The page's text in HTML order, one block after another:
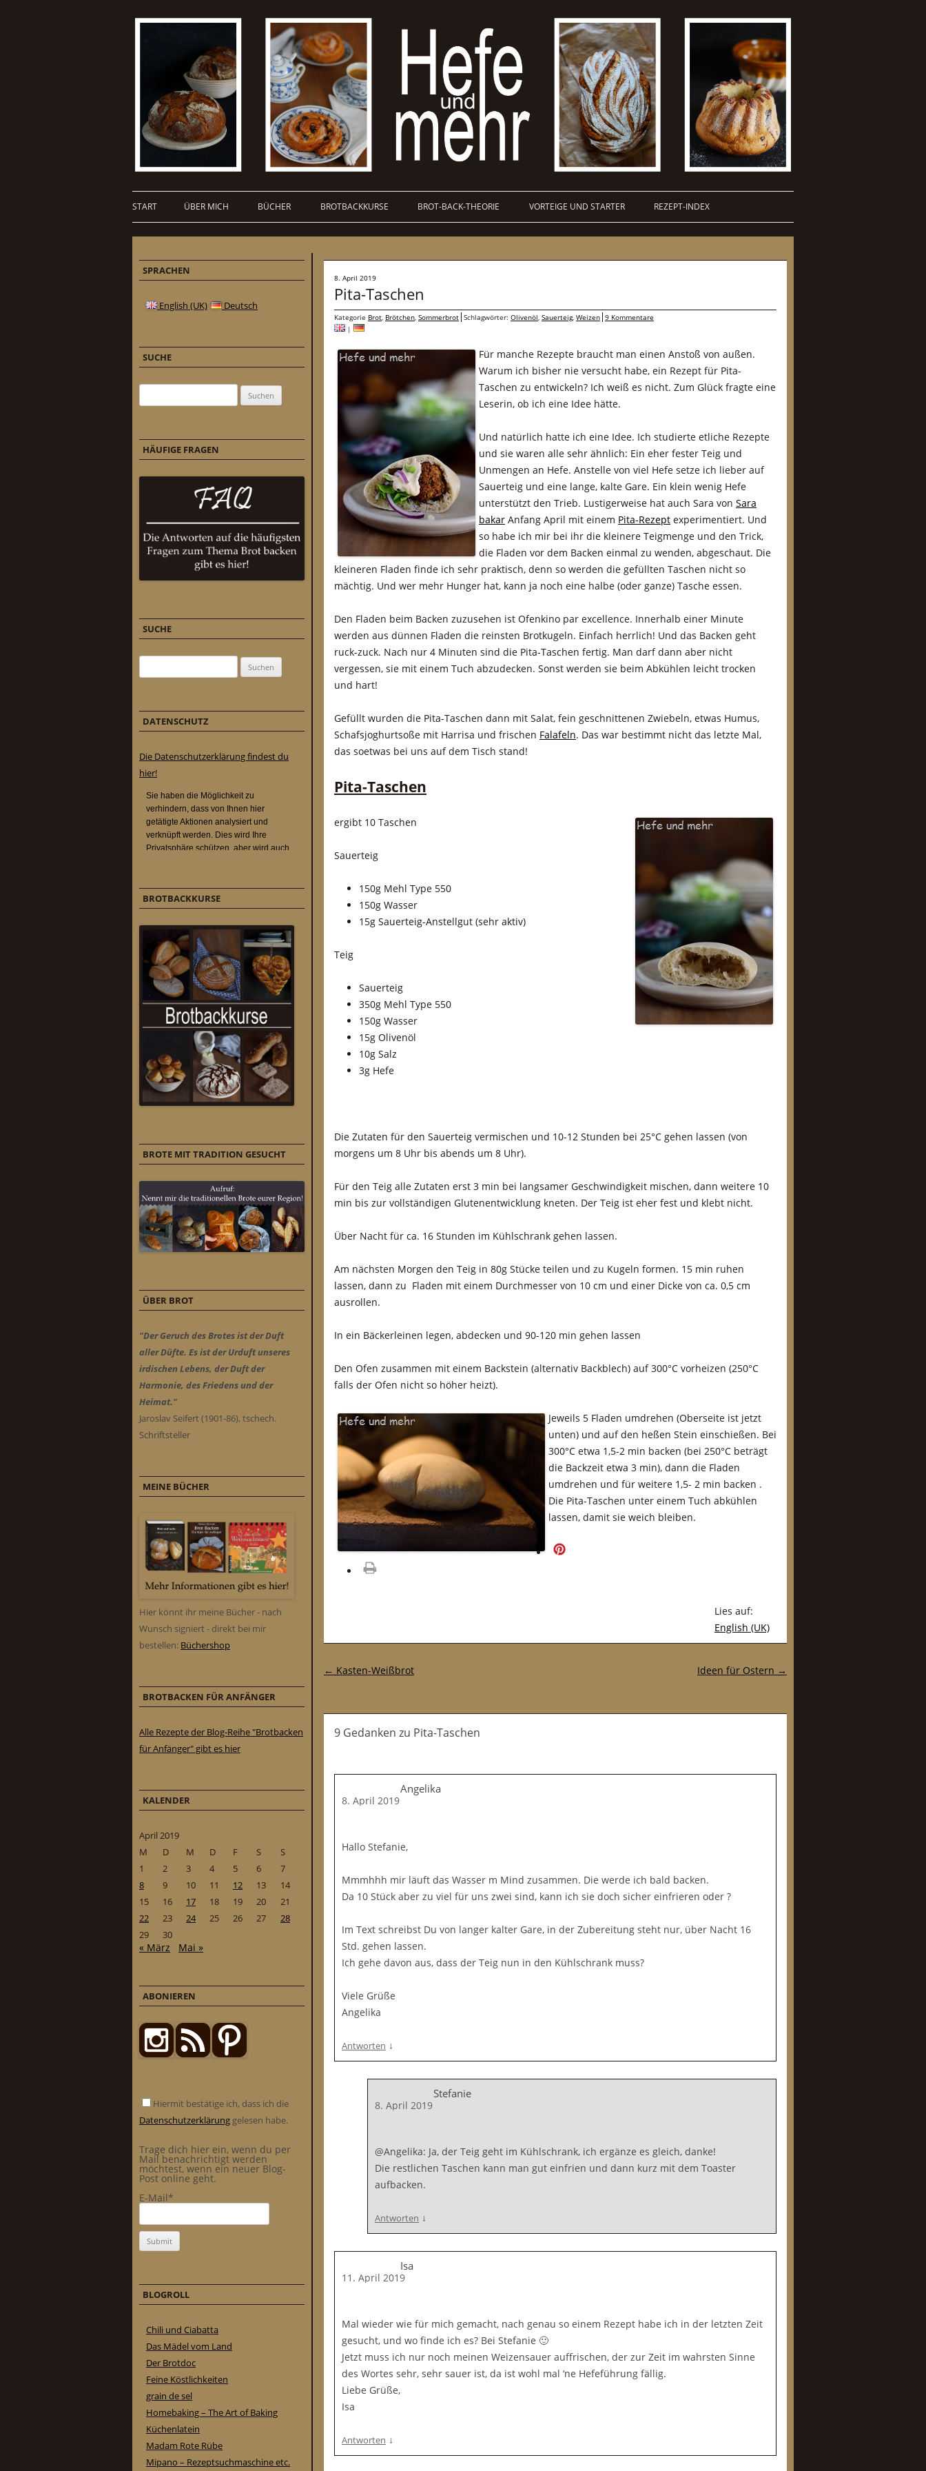
START ÜBER MICH BÜCHER BROTBACKKURSE BROT-BACK-THEORIE VORTEIGE UND STARTER REZEPT-INDEX
8. April 2019
Pita-Taschen
Kategorie Brot, Brötchen, Sommerbrot Schlagwörter: Olivenöl, Sauerteig, Weizen 9 Kommentare
|
Für manche Rezepte braucht man einen Anstoß von außen.
Warum ich bisher nie versucht habe, ein Rezept für Pita-
Taschen zu entwickeln? Ich weiß es nicht. Zum Glück fragte eine
Leserin, ob ich eine Idee hätte.
Und natürlich hatte ich eine Idee. Ich studierte etliche Rezepte
und sie waren alle sehr ähnlich: Ein eher fester Teig und
Unmengen an Hefe. Anstelle von viel Hefe setze ich lieber auf
Sauerteig und eine lange, kalte Gare. Ein klein wenig Hefe
unterstützt den Trieb. Lustigerweise hat auch Sara von Sara
bakar Anfang April mit einem Pita-Rezept experimentiert. Und
so habe ich mir bei ihr die kleinere Teigmenge und den Trick,
die Fladen vor dem Backen einmal zu wenden, abgeschaut. Die
kleineren Fladen finde ich sehr praktisch, denn so werden die gefüllten Taschen nicht so
mächtig. Und wer mehr Hunger hat, kann ja noch eine halbe (oder ganze) Tasche essen.
Den Fladen beim Backen zuzusehen ist Ofenkino par excellence. Innerhalb einer Minute
werden aus dünnen Fladen die reinsten Brotkugeln. Einfach herrlich! Und das Backen geht
ruck-zuck. Nach nur 4 Minuten sind die Pita-Taschen fertig. Man darf dann aber nicht
vergessen, sie mit einem Tuch abzudecken. Sonst werden sie beim Abkühlen leicht trocken
und hart!
Gefüllt wurden die Pita-Taschen dann mit Salat, fein geschnittenen Zwiebeln, etwas Humus,
Schafsjoghurtsoße mit Harrisa und frischen Falafeln. Das war bestimmt nicht das letzte Mal,
das soetwas bei uns auf dem Tisch stand!
Pita-Taschen
ergibt 10 Taschen
Sauerteig
150g Mehl Type 550
150g Wasser
15g Sauerteig-Anstellgut (sehr aktiv)
Teig
Sauerteig
350g Mehl Type 550
150g Wasser
15g Olivenöl
10g Salz
3g Hefe
Die Zutaten für den Sauerteig vermischen und 10-12 Stunden bei 25°C gehen lassen (von
morgens um 8 Uhr bis abends um 8 Uhr).
Für den Teig alle Zutaten erst 3 min bei langsamer Geschwindigkeit mischen, dann weitere 10
min bis zur vollständigen Glutenentwicklung kneten. Der Teig ist eher fest und klebt nicht.
Über Nacht für ca. 16 Stunden im Kühlschrank gehen lassen.
Am nächsten Morgen den Teig in 80g Stücke teilen und zu Kugeln formen. 15 min ruhen
lassen, dann zu Fladen mit einem Durchmesser von 10 cm und einer Dicke von ca. 0,5 cm
ausrollen.
In ein Bäckerleinen legen, abdecken und 90-120 min gehen lassen
Den Ofen zusammen mit einem Backstein (alternativ Backblech) auf 300°C vorheizen (250°C
falls der Ofen nicht so höher heizt).
Jeweils 5 Fladen umdrehen (Oberseite ist jetzt
unten) und auf den heßen Stein einschießen. Bei
300°C etwa 1,5-2 min backen (bei 250°C beträgt
die Backzeit etwa 3 min), dann die Fladen
umdrehen und für weitere 1,5- 2 min backen .
Die Pita-Taschen unter einem Tuch abkühlen
lassen, damit sie weich bleiben.
Lies auf:
English (UK)
Post-Navigation
← Kasten-Weißbrot Ideen für Ostern →
9 Gedanken zu Pita-Taschen
Angelika
8. April 2019
Hallo Stefanie,
Mmmhhh mir läuft das Wasser m Mind zusammen. Die werde ich bald backen.
Da 10 Stück aber zu viel für uns zwei sind, kann ich sie doch sicher einfrieren oder ?
Im Text schreibst Du von langer kalter Gare, in der Zubereitung steht nur, über Nacht 16
Std. gehen lassen.
Ich gehe davon aus, dass der Teig nun in den Kühlschrank muss?
Viele Grüße
Angelika
Antworten ↓
Stefanie
8. April 2019
@Angelika: Ja, der Teig geht im Kühlschrank, ich ergänze es gleich, danke!
Die restlichen Taschen kann man gut einfrien und dann kurz mit dem Toaster
aufbacken.
Antworten ↓
Isa
11. April 2019
Mal wieder wie für mich gemacht, nach genau so einem Rezept habe ich in der letzten Zeit
gesucht, und wo finde ich es? Bei Stefanie 🙂
Jetzt muss ich nur noch meinen Weizensauer auffrischen, der zur Zeit im wahrsten Sinne
des Wortes sehr, sehr sauer ist, da ist wohl mal ‘ne Hefeführung fällig.
Liebe Grüße,
Isa
Antworten ↓
SPRACHEN
English (UK) Deutsch
SUCHE
HÄUFIGE FRAGEN
SUCHE
DATENSCHUTZ
Die Datenschutzerklärung findest du
hier!
BROTBACKKURSE
BROTE MIT TRADITION GESUCHT
ÜBER BROT
"Der Geruch des Brotes ist der Duft
aller Düfte. Es ist der Urduft unseres
irdischen Lebens, der Duft der
Harmonie, des Friedens und der
Heimat."
Jaroslav Seifert (1901-86), tschech.
Schriftsteller
MEINE BÜCHER
Hier könnt ihr meine Bücher - nach
Wunsch signiert - direkt bei mir
bestellen: Büchershop
BROTBACKEN FÜR ANFÄNGER
Alle Rezepte der Blog-Reihe "Brotbacken
für Anfänger" gibt es hier
KALENDER
April 2019
M
D M D F S
S
1
2 3 4 5 6
7
8
9 10 11 12 13
14
15
16 17 18 19 20
21
22
23 24 25 26 27
28
29
30
« März Mai »
ABONIEREN
Hiermit bestätige ich, dass ich die
Datenschutzerklärung gelesen habe.
Trage dich hier ein, wenn du per
Mail benachrichtigt werden
möchtest, wenn ein neuer Blog-
Post online geht.
E-Mail*
BLOGROLL
Chili und Ciabatta
Das Mädel vom Land
Der Brotdoc
Feine Köstlichkeiten
grain de sel
Homebaking – The Art of Baking
Küchenlatein
Madam Rote Rübe
Mipano – Rezeptsuchmaschine etc.